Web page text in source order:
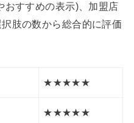
おすすめの表示)、加盟店
肢の数から総合的に評価
★★★★★
★★★★★